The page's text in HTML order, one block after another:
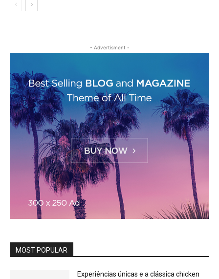
- Advertisment -
MOST POPULAR
Experiências únicas e a clássica chicken